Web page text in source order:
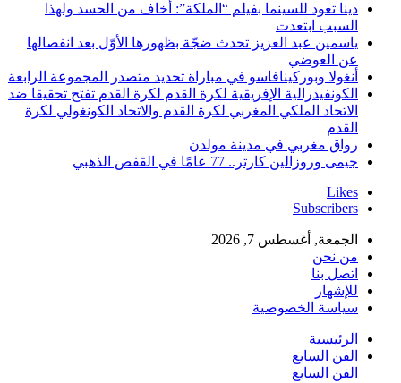
دينا تعود للسينما بفيلم “الملكة”: أخاف من الحسد ولهذا
السبب ابتعدت
ياسمين عبد العزيز تحدث ضجّة بظهورها الأوّل بعد انفصالها
عن العوضي
أنغولا وبوركينافاسو في مباراة تحديد متصدر المجموعة الرابعة
الكونفيدرالية الإفريقية لكرة القدم لكرة القدم تفتح تحقيقا ضد
الاتحاد الملكي المغربي لكرة القدم والاتحاد الكونغولي لكرة
القدم
رواق مغربي في مدينة مولدن
جيمى وروزالين كارتر.. 77 عامًا في القفص الذهبي
Likes
Subscribers
الجمعة, أغسطس 7, 2026
من نحن
اتصل بنا
للإشهار
سياسة الخصوصية
الرئيسية
الفن السابع
الفن السابع